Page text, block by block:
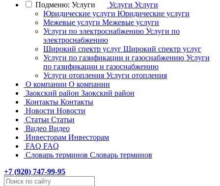
Подменю: Услуги
Услуги Услуги
Юридические услуги Юридические услуги
Межевые услуги Межевые услуги
Услуги по электроснабжению Услуги по
электроснабжению
Широкий спектр услуг Широкий спектр услуг
Услуги по газификации и газоснабжению Услуги
по газификации и газоснабжению
Услуги отопления Услуги отопления
О компании О компании
Заокский район Заокский район
Контакты Контакты
Новости Новости
Статьи Статьи
Видео Видео
Инвесторам Инвесторам
FAQ FAQ
Словарь терминов Словарь терминов
+7 (920) 747-99-95